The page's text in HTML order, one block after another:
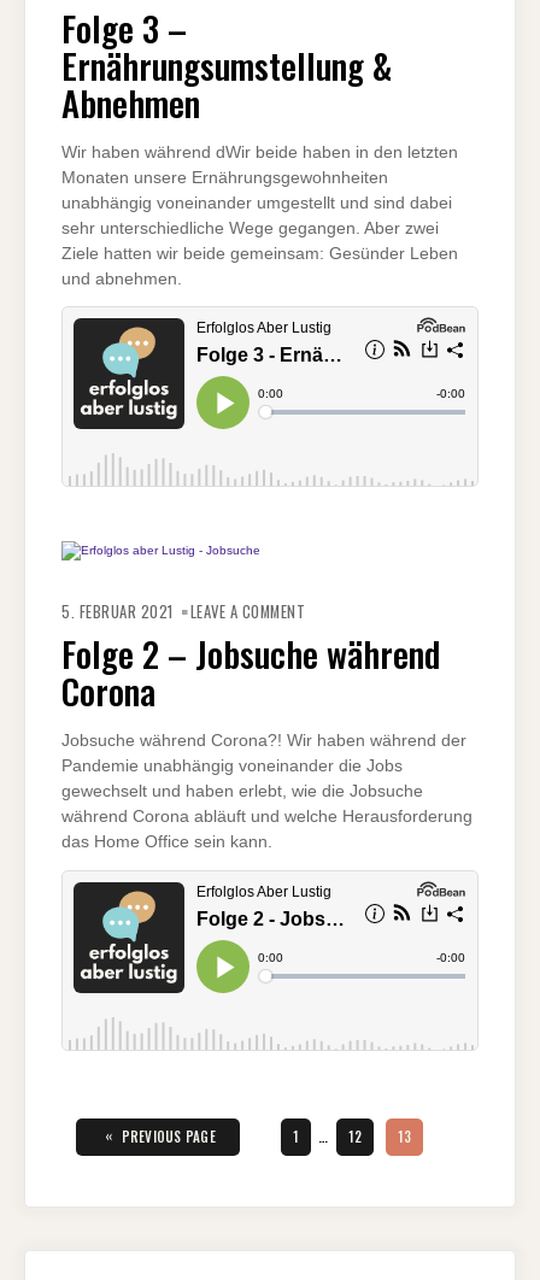
ABNEHMEN
Folge 3 –
Ernährungsumstellung &
Abnehmen
Wir haben während dWir beide haben in den letzten
Monaten unsere Ernährungsgewohnheiten
unabhängig voneinander umgestellt und sind dabei
sehr unterschiedliche Wege gegangen. Aber zwei
Ziele hatten wir beide gemeinsam: Gesünder Leben
und abnehmen.
5. FEBRUAR 2021 LEAVE A COMMENT
JOBSUCHE
WÄHREND
Folge 2 – Jobsuche während
Corona
Jobsuche während Corona?! Wir haben während der
Pandemie unabhängig voneinander die Jobs
gewechselt und haben erlebt, wie die Jobsuche
während Corona abläuft und welche Herausforderung
das Home Office sein kann.
Seitennummerierung
der « PREVIOUS PAGE PAGE
1 … PAGE
12 PAGE
13